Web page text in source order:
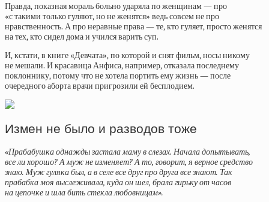
Правда, показная мораль больно ударяла по женщинам — про
«с такими только гуляют, но не женятся» ведь совсем не про
нравственность. А про неравные права — те, кто гуляет, просто женятся
на тех, кто сидел дома и учился варить суп.
И, кстати, в книге «Девчата», по которой и снят фильм, носы никому
не мешали. И красавица Анфиса, например, отказала последнему
поклоннику, потому что не хотела портить ему жизнь — после
очередного аборта врачи пригрозили ей бесплодием.
Измен не было и разводов тоже
«Прабабушка однажды застала маму в слезах. Начала допытывать,
все ли хорошо? А муж не изменяет? А то, говорит, я верное средство
знаю. Муж гуляка был, а в селе все друг про друга все знают. Так
прабабка моя выслеживала, куда он шел, брала гирьку от часов
на цепочке и шла бить стекла любовницам».